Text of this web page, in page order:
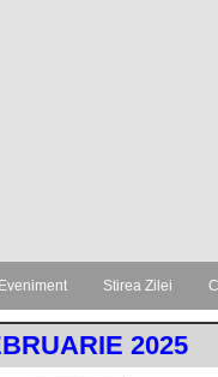
Eveniment Stirea Zilei
2025